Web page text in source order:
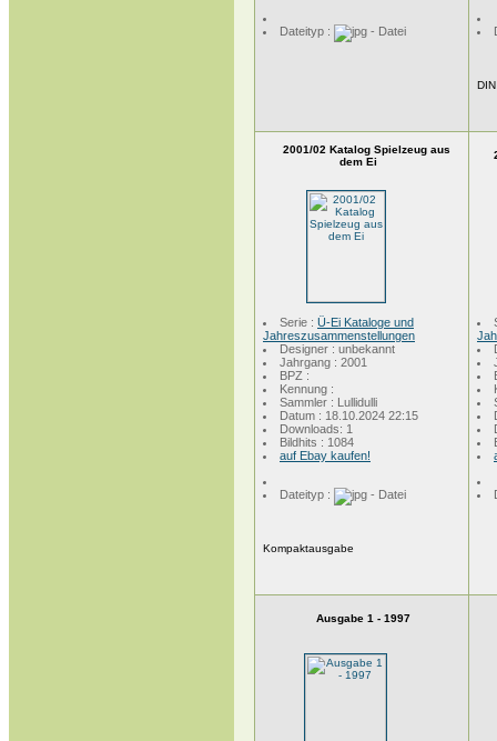
Dateityp :
2001/02 Katalog Spielzeug aus
dem Ei
Serie : Ü-Ei Kataloge und
Jahreszusammenstellungen
Designer : unbekannt
Jahrgang : 2001
BPZ :
Kennung :
Sammler : Lullidulli
Datum : 18.10.2024 22:15
Downloads: 1
Bildhits : 1084
auf Ebay kaufen!
Dateityp :
Kompaktausgabe
Ausgabe 1 - 1997